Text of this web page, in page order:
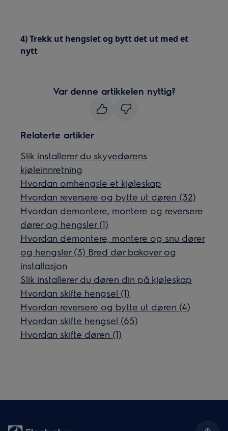
4) Trekk ut hengslet og bytt det ut med et
nytt
Var denne artikkelen nyttig?
Relaterte artikler
Slik installerer du skyvedørens
kjøleinnretning
Hvordan omhengsle et kjøleskap
Hvordan reversere og bytte ut døren (32)
Hvordan demontere, montere og reversere
dører og hengsler (1)
Hvordan demontere, montere og snu dører
og hengsler (3) Bred dør bakover og
installasjon
Slik installerer du døren din på kjøleskap
Hvordan skifte hengsel (1)
Hvordan reversere og bytte ut døren (4)
Hvordan skifte hengsel (65)
Hvordan skifte døren (1)